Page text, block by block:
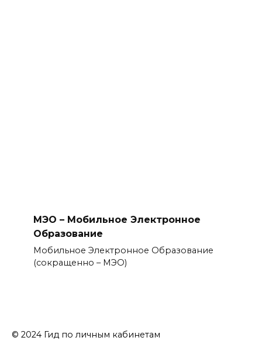
МЭО – Мобильное Электронное
Образование
Мобильное Электронное Образование
(сокращенно – МЭО)
© 2024 Гид по личным кабинетам